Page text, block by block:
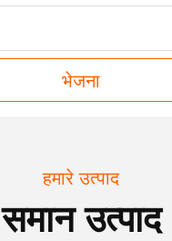
भेजना
हमारे उत्पाद
समान उत्पाद